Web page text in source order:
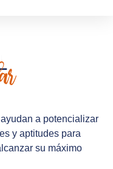
a potencializar
y aptitudes para
su máximo